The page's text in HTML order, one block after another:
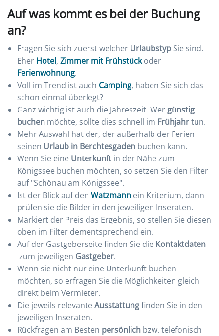
Auf was kommt es bei der Buchung
an?
Fragen Sie sich zuerst welcher Urlaubstyp Sie sind.
Eher Hotel, Zimmer mit Frühstückoder
Ferienwohnung.
Voll im Trend ist auch Camping, haben Sie sich das
schon einmal überlegt?
Ganz wichtig ist auch die Jahreszeit. Wer günstig
buchen möchte, sollte dies schnell im Frühjahrtun.
Mehr Auswahl hat der, der außerhalb der Ferien
seinen Urlaub in Berchtesgaden buchen kann.
Wenn Sie eine Unterkunft in der Nähe zum
Königssee buchen möchten, so setzen Sie den Filter
auf "Schönau am Königssee".
Ist der Blick auf den Watzmann ein Kriterium, dann
prüfen sie die Bilder in den jeweiligen Inseraten.
Markiert der Preis das Ergebnis, so stellen Sie diesen
oben im Filter dementsprechend ein.
Auf der Gastgeberseite finden Sie die Kontaktdaten
zum jeweiligen Gastgeber.
Wenn sie nicht nur eine Unterkunft buchen
möchten, so erfragen Sie die Möglichkeiten gleich
direkt beim Vermieter.
Die jeweils relevante Ausstattungfinden Sie in den
jeweiligen Inseraten.
Rückfragen am Besten persönlich bzw. telefonisch